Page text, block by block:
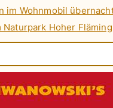
im Wohnmobil
Naturpark Hoher Fläming